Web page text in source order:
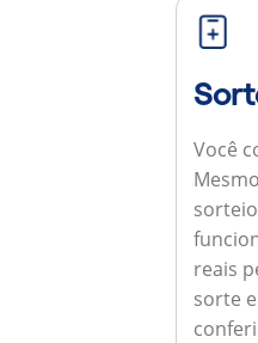
Você
reais
sorte